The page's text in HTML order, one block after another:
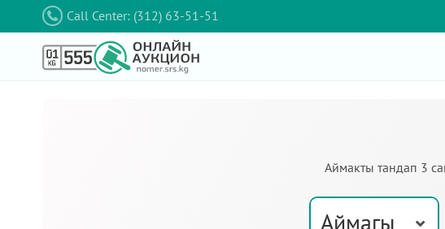
Call Center: (312) 63-51-51
Аймакты тандап 3
Аймагы